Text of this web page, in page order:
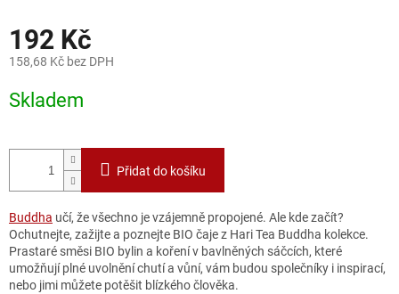
192 Kč
158,68 Kč bez DPH
cena:
Skladem
Přidat do košíku
Buddha učí, že všechno je vzájemně propojené. Ale kde začít?
Ochutnejte, zažijte a poznejte BIO čaje z Hari Tea Buddha kolekce.
Prastaré směsi BIO bylin a koření v bavlněných sáčcích, které
umožňují plné uvolnění chutí a vůní, vám budou společníky i inspirací,
nebo jimi můžete potěšit blízkého člověka.